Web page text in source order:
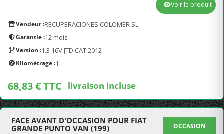
Vendeur :RECUPERACIONES COLOMER SL
Garantie :12 mois
Version :1.3 16V JTD CAT 2012-
Kilométrage :1
68,83 € TTC livraison incluse
Voir le produit
FACE AVANT D'OCCASION POUR FIAT
GRANDE PUNTO VAN (199)
OCCASION